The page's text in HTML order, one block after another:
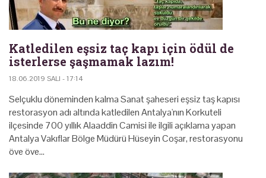
Katledilen eşsiz taç kapı için ödül de
isterlerse şaşmamak lazım!
18.06.2019 SALI - 17:14
Selçuklu döneminden kalma Sanat şaheseri eşsiz taş kapısı
restorasyon adı altında katledilen Antalya'nın Korkuteli
ilçesinde 700 yıllık Alaaddin Camisi ile ilgili açıklama yapan
Antalya Vakıflar Bölge Müdürü Hüseyin Coşar, restorasyonu
öve öve…